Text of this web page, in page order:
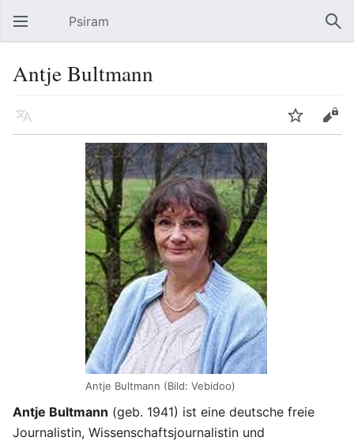
Hauptmenü öffnen Psiram
Antje Bultmann
Sprache Beobachten Bearbeiten
Antje Bultmann (Bild: Vebidoo)
Antje Bultmann (geb. 1941) ist eine deutsche freie
Journalistin, Wissenschaftsjournalistin und